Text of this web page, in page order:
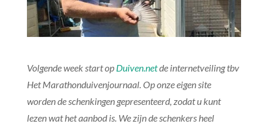
Volgende week start op Duiven.netde internetveiling tbv
Het Marathonduivenjournaal. Op onze eigen site
worden de schenkingen gepresenteerd, zodat u kunt
lezen wat het aanbod is. We zijn de schenkers heel